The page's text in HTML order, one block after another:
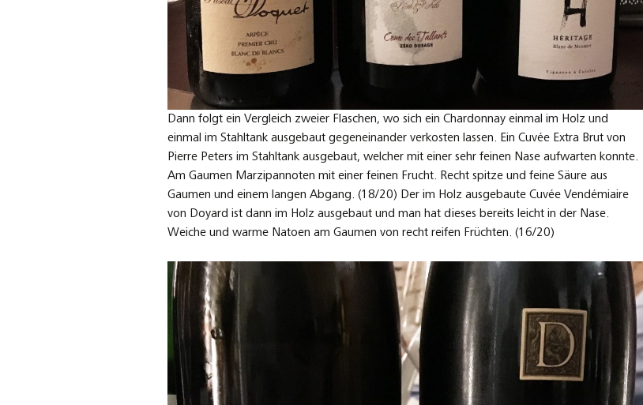
Dann folgt ein Vergleich zweier Flaschen, wo sich ein Chardonnay einmal im Holz und
einmal im Stahltank ausgebaut gegeneinander verkosten lassen. Ein Cuvée Extra Brut von
Pierre Peters im Stahltank ausgebaut, welcher mit einer sehr feinen Nase aufwarten konnte.
Am Gaumen Marzipannoten mit einer feinen Frucht. Recht spitze und feine Säure aus
Gaumen und einem langen Abgang. (18/20) Der im Holz ausgebaute Cuvée Vendémiaire
von Doyard ist dann im Holz ausgebaut und man hat dieses bereits leicht in der Nase.
Weiche und warme Natoen am Gaumen von recht reifen Früchten. (16/20)